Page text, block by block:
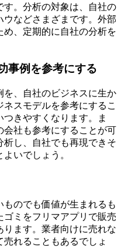
す。分析の対象は、自社の
などさまざまです。外部
、定期的に自社の分析を
事例を参考にする
、自社のビジネスに生か
スモデルを参考にするこ
きやすくなります。ま
会社も参考にすることが可
し、自社でも再現できそ
いでしょう。
ものでも価値が生まれるも
ミをフリマアプリで販売
ります。業者向けに売れな
れることもあるでしょ